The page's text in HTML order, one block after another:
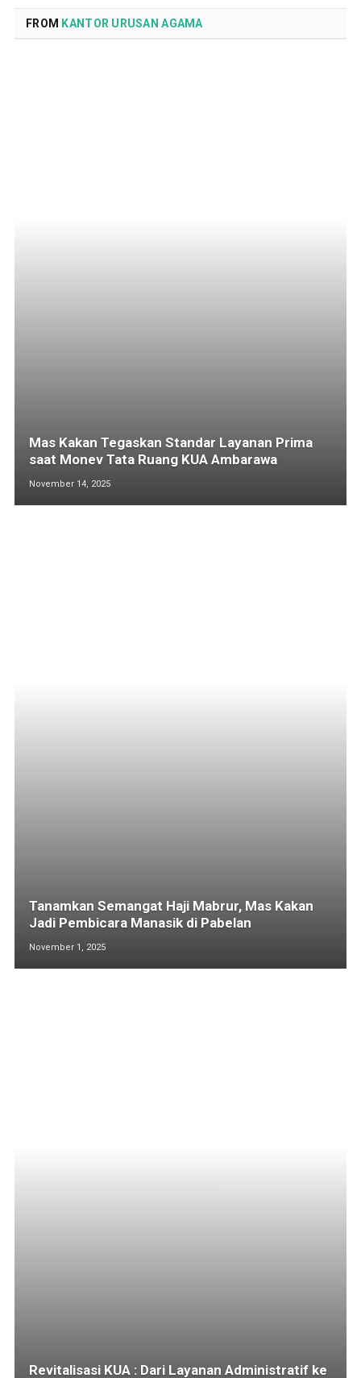
FROM KANTOR URUSAN AGAMA
Mas Kakan Tegaskan Standar Layanan Prima
saat Monev Tata Ruang KUA Ambarawa
November 14, 2025
Tanamkan Semangat Haji Mabrur, Mas Kakan
Jadi Pembicara Manasik di Pabelan
November 1, 2025
Revitalisasi KUA : Dari Layanan Administratif ke